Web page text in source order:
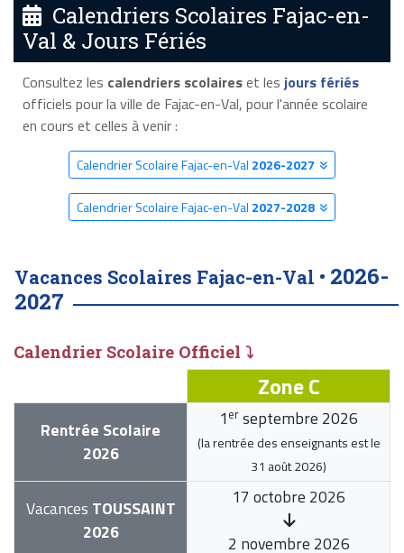
Calendriers Scolaires Fajac-en-
Val & Jours Fériés
Consultez les calendriers scolaireset les jours fériés
officiels pour la ville de Fajac-en-Val, pour l'année scolaire
en cours et celles à venir :
Calendrier Scolaire Fajac-en-Val 2026-2027
Calendrier Scolaire Fajac-en-Val 2027-2028
Vacances Scolaires Fajac-en-Val • 2026-
2027
Calendrier Scolaire Officiel ⤵
Zone C
Rentrée Scolaire
2026
1 er septembre 2026
(la rentrée des enseignants est le
31 août 2026)
Vacances TOUSSAINT
2026
17 octobre 2026
2 novembre 2026